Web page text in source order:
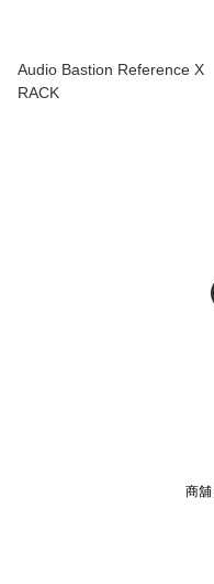
Audio Bastion Reference X
RACK
商舖